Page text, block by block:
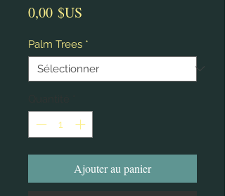
0,00 $US
Palm Trees *
Ajouter au panier